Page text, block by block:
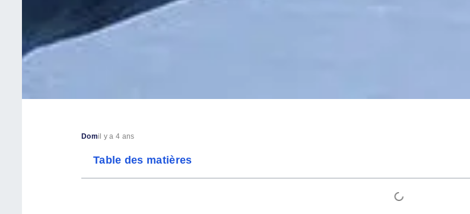
Domil y a 4 ans
Table des matières